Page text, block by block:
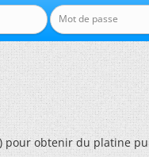
pour obtenir du platine